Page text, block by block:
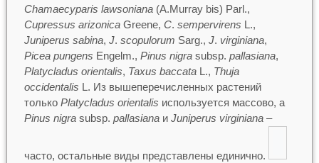
Chamaecyparis lawsoniana(A.Murray bis) Parl.,
Cupressus arizonicaGreene, C. sempervirens L.,
Juniperus sabina, J. scopulorum Sarg., J. virginiana,
Picea pungens Engelm., Pinus nigrasubsp. pallasiana,
Platycladus orientalis, Taxus baccataL., Thuja
occidentalis L. Из вышеперечисленных растений
только Platycladus orientalis используется массово, а
Pinus nigrasubsp. pallasianaи Juniperus virginiana–
часто, остальные виды представлены единично.